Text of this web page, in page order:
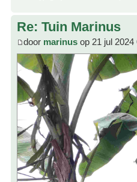
Re: Tuin Marinus
door marinus op 21 jul 2024